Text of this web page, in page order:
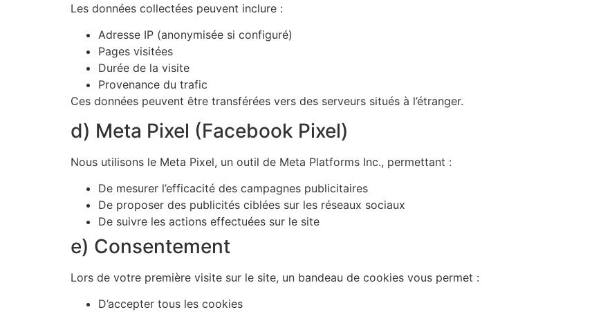
Les données collectées peuvent inclure :
Adresse IP (anonymisée si configuré)
Pages visitées
Durée de la visite
Provenance du trafic
Ces données peuvent être transférées vers des serveurs situés à l’étranger.
d) Meta Pixel (Facebook Pixel)
Nous utilisons le Meta Pixel, un outil de Meta Platforms Inc., permettant :
De mesurer l’efficacité des campagnes publicitaires
De proposer des publicités ciblées sur les réseaux sociaux
De suivre les actions effectuées sur le site
e) Consentement
Lors de votre première visite sur le site, un bandeau de cookies vous permet :
D’accepter tous les cookies